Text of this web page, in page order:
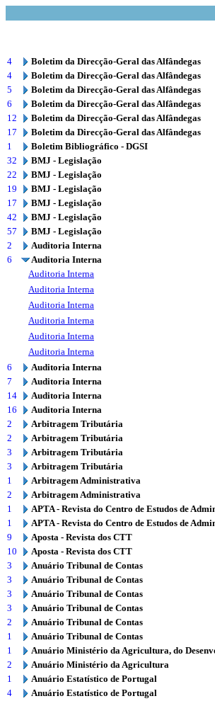
4
Boletim da Direcção-Geral das Alfândegas
4
Boletim da Direcção-Geral das Alfândegas
5
Boletim da Direcção-Geral das Alfândegas
6
Boletim da Direcção-Geral das Alfândegas
12
Boletim da Direcção-Geral das Alfândegas
17
Boletim da Direcção-Geral das Alfândegas
1
Boletim Bibliográfico - DGSI
32
BMJ - Legislação
22
BMJ - Legislação
19
BMJ - Legislação
17
BMJ - Legislação
42
BMJ - Legislação
57
BMJ - Legislação
2
Auditoria Interna
6
Auditoria Interna
Auditoria Interna
Auditoria Interna
Auditoria Interna
Auditoria Interna
Auditoria Interna
Auditoria Interna
6
Auditoria Interna
7
Auditoria Interna
14
Auditoria Interna
16
Auditoria Interna
2
Arbitragem Tributária
2
Arbitragem Tributária
3
Arbitragem Tributária
3
Arbitragem Tributária
1
Arbitragem Administrativa
2
Arbitragem Administrativa
1
APTA - Revista do Centro de Estudos de
1
APTA - Revista do Centro de Estudos de
9
Aposta - Revista dos CTT
10
Aposta - Revista dos CTT
3
Anuário Tribunal de Contas
3
Anuário Tribunal de Contas
3
Anuário Tribunal de Contas
3
Anuário Tribunal de Contas
2
Anuário Tribunal de Contas
1
Anuário Tribunal de Contas
1
Anuário Ministério da Agricultura, do
2
Anuário Ministério da Agricultura
1
Anuário Estatístico de Portugal
4
Anuário Estatístico de Portugal